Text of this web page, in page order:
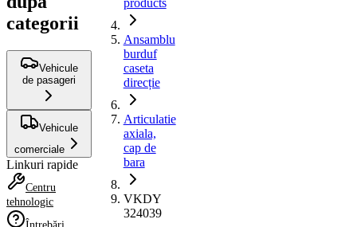
categorii
Vehicule
de pasageri
Vehicule
comerciale
Linkuri rapide
Centru
tehnologic
products
Ansamblu
burduf
caseta
direcție
Articulatie
axiala,
cap de
bara
VKDY
324039